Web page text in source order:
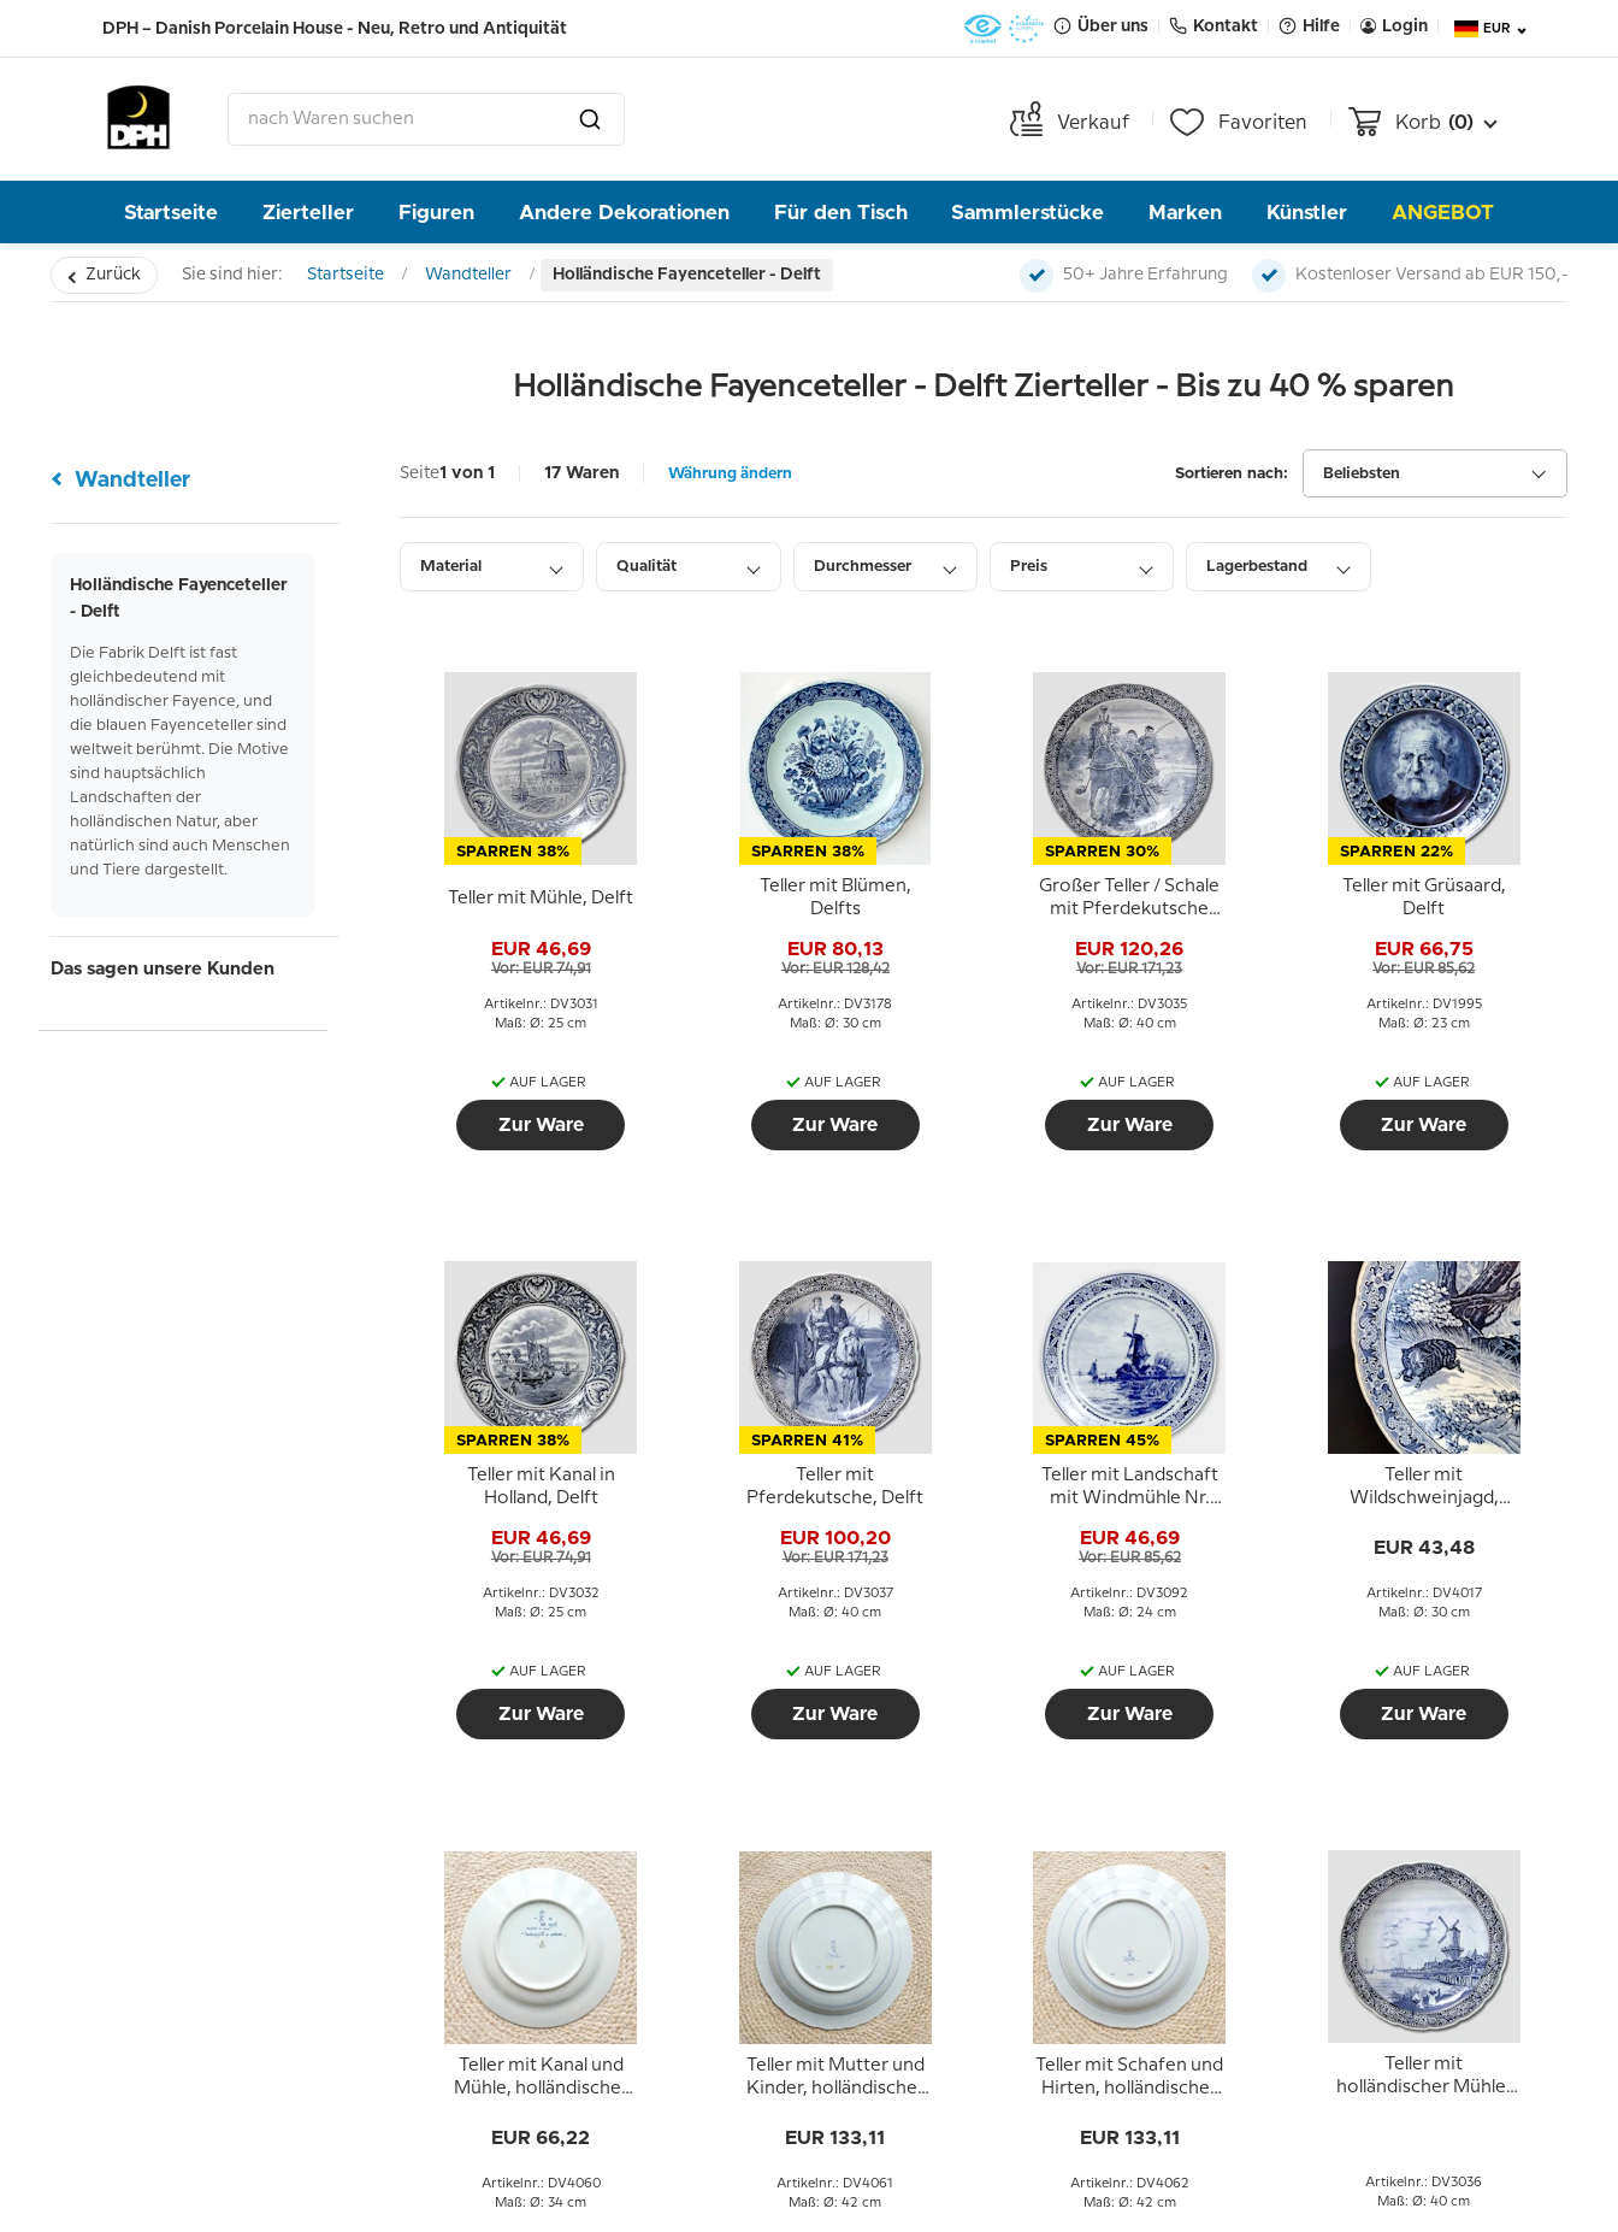
DPH – Danish Porcelain House - Neu, Retro und Antiquität Über uns Kontakt Hilfe Login EUR
Verkauf Favoriten Korb (0)
Startseite Zierteller Figuren Andere Dekorationen Für den Tisch Sammlerstücke Marken Künstler ANGEBOT
Zurück Sie sind hier: Startseite Wandteller Holländische Fayenceteller - Delft 50+ Jahre Erfahrung Kostenloser Versand ab EUR 150,-
Wandteller
Holländische Fayenceteller
- Delft
Die Fabrik Delft ist fast
gleichbedeutend mit
holländischer Fayence, und
die blauen Fayenceteller sind
weltweit berühmt. Die Motive
sind hauptsächlich
Landschaften der
holländischen Natur, aber
natürlich sind auch Menschen
und Tiere dargestellt.
Das sagen unsere Kunden
Holländische Fayenceteller - Delft Zierteller - Bis zu 40 % sparen
Seite1 von 1 17 Waren Währung ändern Sortieren nach: Beliebsten
Material Qualität Durchmesser Preis Lagerbestand
SPARREN 38%
Teller mit Mühle, Delft
EUR 46,69
Vor: EUR 74,91
Artikelnr.: DV3031
Maß: Ø: 25 cm
AUF LAGER
Zur Ware
SPARREN 38%
Teller mit Blümen,
Delfts
EUR 80,13
Vor: EUR 128,42
Artikelnr.: DV3178
Maß: Ø: 30 cm
AUF LAGER
Zur Ware
SPARREN 30%
Großer Teller / Schale
mit Pferdekutsche
EUR 120,26
Vor: EUR 171,23
Artikelnr.: DV3035
Maß: Ø: 40 cm
AUF LAGER
Zur Ware
SPARREN 22%
Teller mit Grüsaard,
Delft
EUR 66,75
Vor: EUR 85,62
Artikelnr.: DV1995
Maß: Ø: 23 cm
AUF LAGER
Zur Ware
SPARREN 38%
Teller mit Kanal in
Holland, Delft
EUR 46,69
Vor: EUR 74,91
Artikelnr.: DV3032
Maß: Ø: 25 cm
AUF LAGER
Zur Ware
SPARREN 41%
Teller mit
Pferdekutsche, Delft
EUR 100,20
Vor: EUR 171,23
Artikelnr.: DV3037
Maß: Ø: 40 cm
AUF LAGER
Zur Ware
SPARREN 45%
Teller mit Landschaft
mit Windmühle Nr.
EUR 46,69
Vor: EUR 85,62
Artikelnr.: DV3092
Maß: Ø: 24 cm
AUF LAGER
Zur Ware
Teller mit
Wildschweinjagd,
Teller
EUR 43,48
Artikelnr.: DV4017
Maß: Ø: 30 cm
AUF LAGER
Zur Ware
Teller mit Kanal und
Mühle, holländischer
EUR 66,22
Artikelnr.: DV4060
Maß: Ø: 34 cm
Teller mit Mutter und
Kinder, holländischer
EUR 133,11
Artikelnr.: DV4061
Maß: Ø: 42 cm
Teller mit Schafen und
Hirten, holländischer
EUR 133,11
Artikelnr.: DV4062
Maß: Ø: 42 cm
Teller mit
holländischer Mühle,
Artikelnr.: DV3036
Maß: Ø: 40 cm